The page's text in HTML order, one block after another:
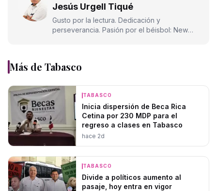
Jesús Urgell Tiqué
Gusto por la lectura. Dedicación y
perseverancia. Pasión por el béisbol: New
Más de Tabasco
TABASCO
Inicia dispersión de Beca Rica
Cetina por 230 MDP para el
regreso a clases en Tabasco
hace 2d
TABASCO
Divide a políticos aumento al
pasaje, hoy entra en vigor